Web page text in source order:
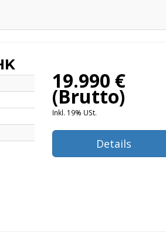
19.990 €
(Brutto)
Inkl. 19% USt.
Details